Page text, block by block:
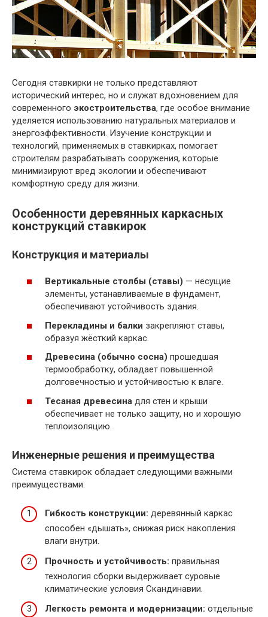
Сегодня ставкирки не только представляют
исторический интерес, но и служат вдохновением для
современного экостроительства, где особое внимание
уделяется использованию натуральных материалов и
энергоэффективности. Изучение конструкции и
технологий, применяемых в ставкирках, помогает
строителям разрабатывать сооружения, которые
минимизируют вред экологии и обеспечивают
комфортную среду для жизни.
Особенности деревянных каркасных
конструкций ставкирок
Конструкция и материалы
Вертикальные столбы (ставы) — несущие
элементы, устанавливаемые в фундамент,
обеспечивают устойчивость здания.
Перекладины и балки закрепляют ставы,
образуя жёсткий каркас.
Древесина (обычно сосна) прошедшая
термообработку, обладает повышенной
долговечностью и устойчивостью к влаге.
Тесаная древесина для стен и крыши
обеспечивает не только защиту, но и хорошую
теплоизоляцию.
Инженерные решения и преимущества
Система ставкирок обладает следующими важными
преимуществами:
Гибкость конструкции: деревянный каркас
способен «дышать», снижая риск накопления
влаги внутри.
Прочность и устойчивость: правильная
технология сборки выдерживает суровые
климатические условия Скандинавии.
Легкость ремонта и модернизации: отдельные